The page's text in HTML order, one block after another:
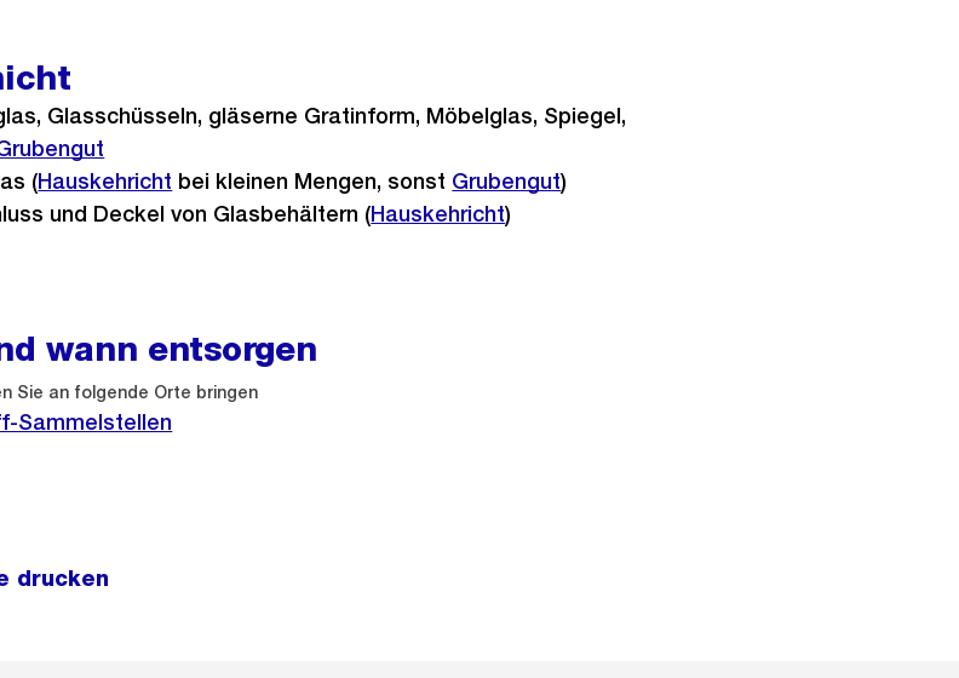
Glasschüsseln, gläserne Gratinform, Möbelglas, Spiegel,
(Hauskehricht bei kleinen Mengen, sonst Grubengut)
und Deckel von Glasbehältern (Hauskehricht)
wann entsorgen
Sie an folgende Orte bringen
Sammelstellen
drucken